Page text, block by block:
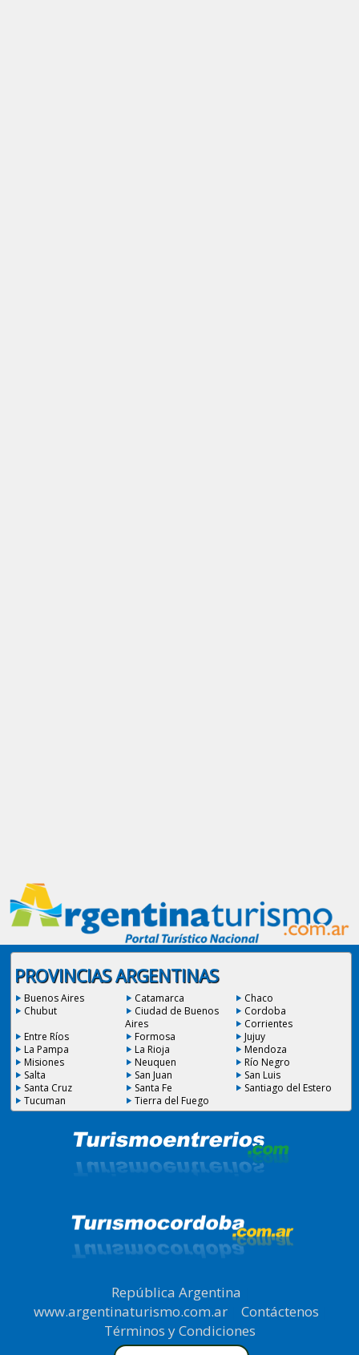
PROVINCIAS ARGENTINAS
Buenos Aires Catamarca
Chaco
Chubut
Ciudad de Buenos
Aires
Cordoba
Corrientes
Entre Ríos
Formosa
Jujuy
La Pampa
La Rioja
Mendoza
Misiones
Neuquen
Río Negro
Salta
San Juan
San Luis
Santa Cruz
Santa Fe
Santiago del Estero
Tucuman
Tierra del Fuego
República Argentina
www.argentinaturismo.com.ar| Contáctenos
Términos y Condiciones